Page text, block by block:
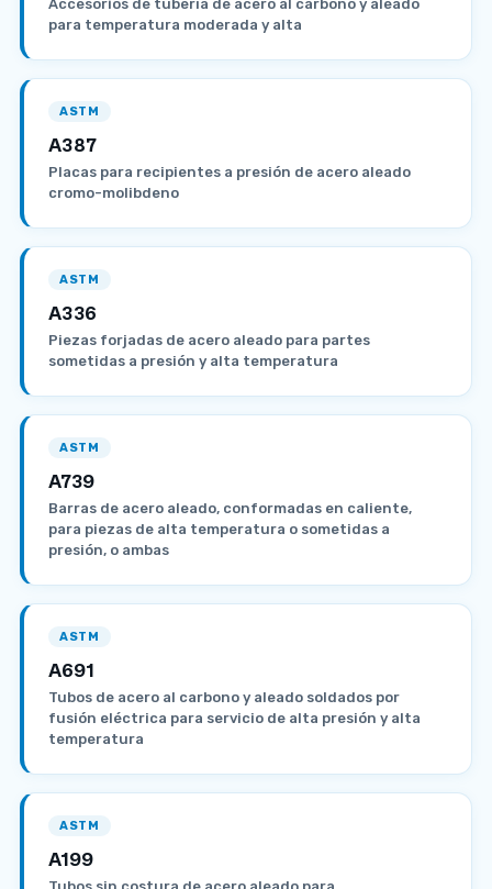
Accesorios de tubería de acero al carbono y aleado
para temperatura moderada y alta
ASTM
A387
Placas para recipientes a presión de acero aleado
cromo-molibdeno
ASTM
A336
Piezas forjadas de acero aleado para partes
sometidas a presión y alta temperatura
ASTM
A739
Barras de acero aleado, conformadas en caliente,
para piezas de alta temperatura o sometidas a
presión, o ambas
ASTM
A691
Tubos de acero al carbono y aleado soldados por
fusión eléctrica para servicio de alta presión y alta
temperatura
ASTM
A199